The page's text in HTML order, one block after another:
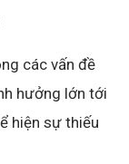
các vấn đề
hưởng lớn tới
hiện sự thiếu